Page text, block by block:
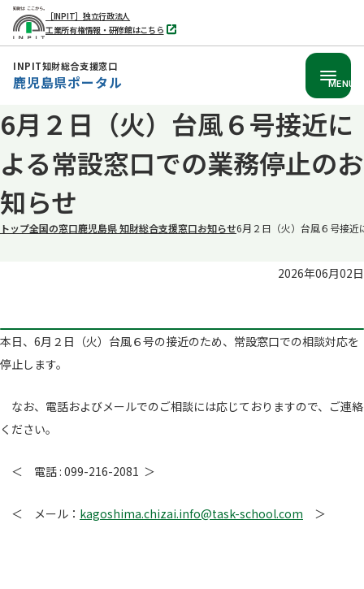
本
文
動
［INPIT］独立行政法人
工業所有権情報・研修館はこちら
別
タ
INPIT知財総合支援窓口
鹿児島県ポータル MENU
6月２日（火）台風６号接近に
よる常設窓口での業務停止のお
知らせ
トップ全国の窓口鹿児島県 知財総合支援窓口お知らせ6月２日（火）台風６号接近
2026年06月02日
本日、6月２日（火）台風６号の接近のため、常設窓口での相談対応を
停止します。
なお、電話およびメールでのご相談には応じておりますので、ご連絡
ください。
＜ 電話 : 099-216-2081 ＞
＜ メール： kagoshima.chizai.info@task-school.com ＞